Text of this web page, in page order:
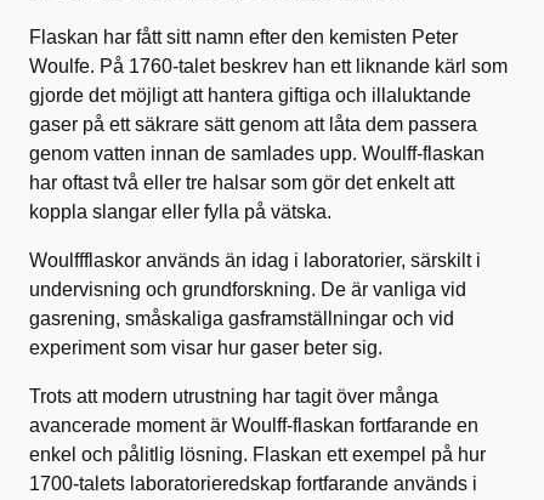
Flaskan har fått sitt namn efter den kemisten Peter
Woulfe. På 1760‑talet beskrev han ett liknande kärl som
gjorde det möjligt att hantera giftiga och illaluktande
gaser på ett säkrare sätt genom att låta dem passera
genom vatten innan de samlades upp. Woulff‑flaskan
har oftast två eller tre halsar som gör det enkelt att
koppla slangar eller fylla på vätska.
Woulffflaskor används än idag i laboratorier, särskilt i
undervisning och grundforskning. De är vanliga vid
gasrening, småskaliga gasframställningar och vid
experiment som visar hur gaser beter sig.
Trots att modern utrustning har tagit över många
avancerade moment är Woulff‑flaskan fortfarande en
enkel och pålitlig lösning. Flaskan ett exempel på hur
1700‑talets laboratorieredskap fortfarande används i